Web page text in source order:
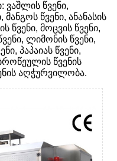
ვაშლის წვენი,
წვენი, ანანასის
წვენი, მოცვის წვენი,
ლიმონის წვენი,
პაპაიას წვენი,
წვენის
აღჭურვილობა.